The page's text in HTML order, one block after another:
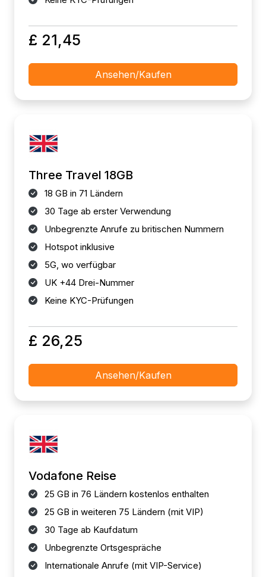
£ 21,45
Ansehen/Kaufen
Three Travel 18GB
18 GB in 71 Ländern
30 Tage ab erster Verwendung
Unbegrenzte Anrufe zu britischen Nummern
Hotspot inklusive
5G, wo verfügbar
UK +44 Drei-Nummer
Keine KYC-Prüfungen
£ 26,25
Ansehen/Kaufen
Vodafone Reise
25 GB in 76 Ländern kostenlos enthalten
25 GB in weiteren 75 Ländern (mit VIP)
30 Tage ab Kaufdatum
Unbegrenzte Ortsgespräche
Internationale Anrufe (mit VIP-Service)